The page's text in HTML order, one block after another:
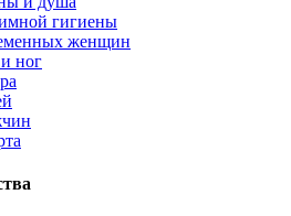
гигиены
женщин
ног